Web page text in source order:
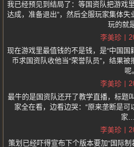
我已经预见到结局了：等国资队把游戏
达成，准备退出”，然后全服玩家集体失
玩的就
李美珍
现在游戏里最值钱的不是钱，是“中国
币求国资队收他当“荣誉队员”，结果
呢
李美珍
最牛的是国资队还开了教学直播，标题
家全在看，边看边哭：“原来垄断是
家
李美珍
策划已经吓得宣布下个版本要加“国际